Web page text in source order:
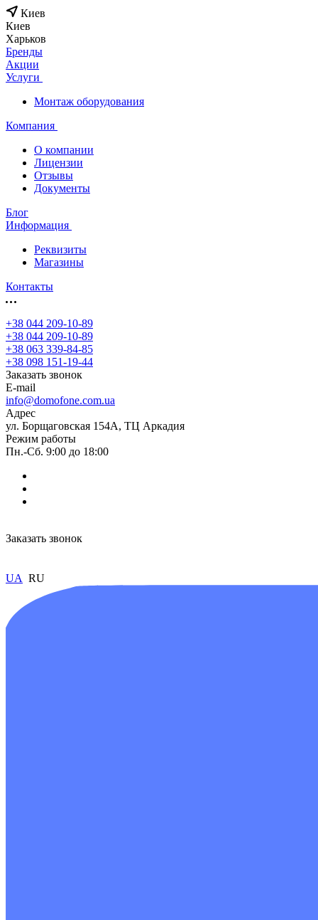
Киев
Киев
Харьков
Бренды
Акции
Услуги
Монтаж оборудования
Компания
О компании
Лицензии
Отзывы
Документы
Блог
Информация
Реквизиты
Магазины
Контакты
+38 044 209-10-89
+38 044 209-10-89
+38 063 339-84-85
+38 098 151-19-44
Заказать звонок
E-mail
info@domofone.com.ua
Адрес
ул. Борщаговская 154А, ТЦ Аркадия
Режим работы
Пн.-Сб. 9:00 до 18:00
Заказать звонок
UA RU